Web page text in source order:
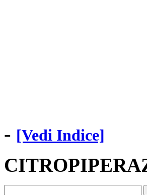
- [Vedi Indice]